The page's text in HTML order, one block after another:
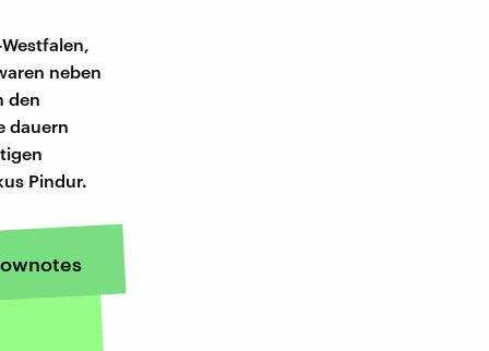
neben
den
dauern
Pindur.